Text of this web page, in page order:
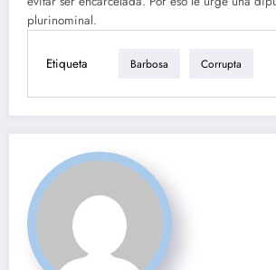
plurinominal.
Etiqueta Barbosa Corrupta